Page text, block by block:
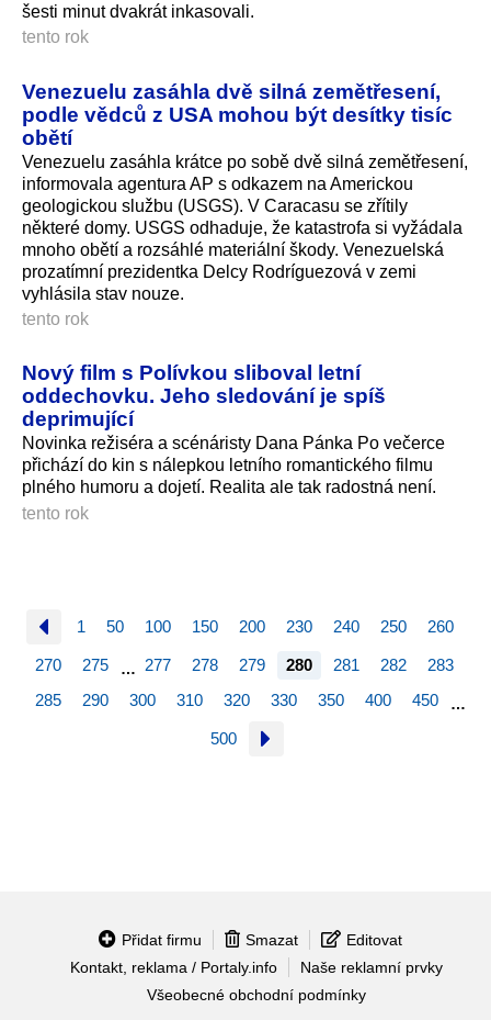
šesti minut dvakrát inkasovali.
tento rok
Venezuelu zasáhla dvě silná zemětřesení,
podle vědců z USA mohou být desítky tisíc
obětí
Venezuelu zasáhla krátce po sobě dvě silná zemětřesení,
informovala agentura AP s odkazem na Americkou
geologickou službu (USGS). V Caracasu se zřítily
některé domy. USGS odhaduje, že katastrofa si vyžádala
mnoho obětí a rozsáhlé materiální škody. Venezuelská
prozatímní prezidentka Delcy Rodríguezová v zemi
vyhlásila stav nouze.
tento rok
Nový film s Polívkou sliboval letní
oddechovku. Jeho sledování je spíš
deprimující
Novinka režiséra a scénáristy Dana Pánka Po večerce
přichází do kin s nálepkou letního romantického filmu
plného humoru a dojetí. Realita ale tak radostná není.
tento rok
1 50 100 150 200 230 240 250 260
270 275 … 277 278 279 280 281 282
283
285
290 300 310 320 330 350 400 450 …
500
Přidat firmu Smazat
Editovat
Kontakt, reklama / Portaly.info
Naše reklamní prvky
Všeobecné obchodní podmínky